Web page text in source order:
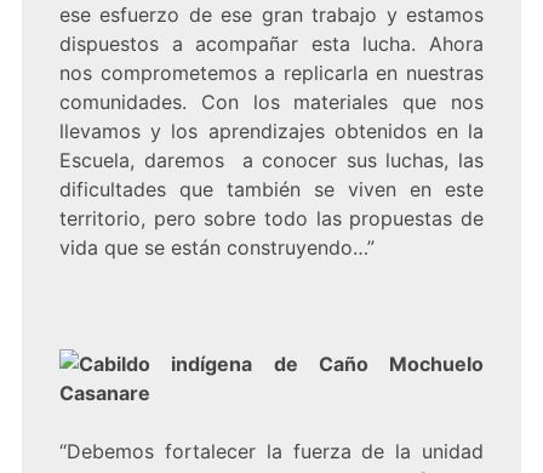
ese esfuerzo de ese gran trabajo y estamos
dispuestos a acompañar esta lucha. Ahora
nos comprometemos a replicarla en nuestras
comunidades. Con los materiales que nos
llevamos y los aprendizajes obtenidos en la
Escuela, daremos a conocer sus luchas, las
dificultades que también se viven en este
territorio, pero sobre todo las propuestas de
vida que se están construyendo…”
Cabildo indígena de Caño Mochuelo
Casanare
“Debemos fortalecer la fuerza de la unidad